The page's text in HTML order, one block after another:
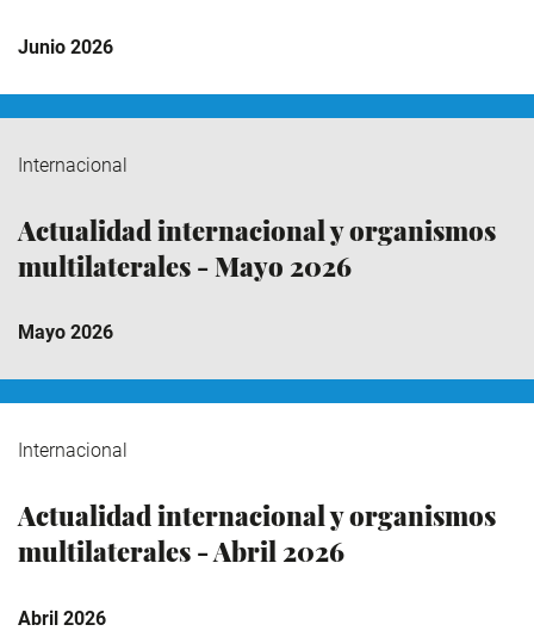
Junio 2026
Internacional
Actualidad internacional y organismos
multilaterales - Mayo 2026
Mayo 2026
Internacional
Actualidad internacional y organismos
multilaterales - Abril 2026
Abril 2026